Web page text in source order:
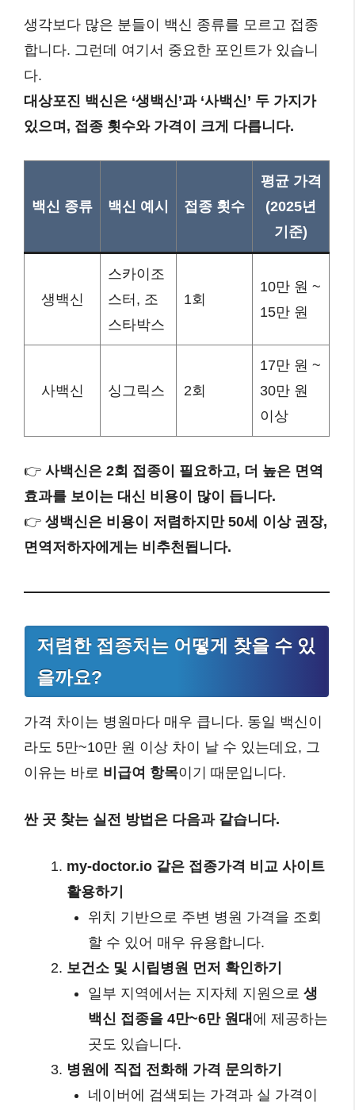
생각보다 많은 분들이 백신 종류를 모르고 접종
합니다. 그런데 여기서 중요한 포인트가 있습니
다.
대상포진 백신은 ‘생백신’과 ‘사백신’ 두 가지가
있으며, 접종 횟수와 가격이 크게 다릅니다.
백신 종류 백신 예시 접종 횟수
평균 가격
(2025년
기준)
생백신
스카이조
스터, 조
스타박스
1회
10만 원 ~
15만 원
사백신 싱그릭스 2회
17만 원 ~
30만 원
이상
👉 사백신은 2회 접종이 필요하고, 더 높은 면역
효과를 보이는 대신 비용이 많이 듭니다.
👉 생백신은 비용이 저렴하지만 50세 이상 권장,
면역저하자에게는 비추천됩니다.
저렴한 접종처는 어떻게 찾을 수 있
을까요?
가격 차이는 병원마다 매우 큽니다. 동일 백신이
라도 5만~10만 원 이상 차이 날 수 있는데요, 그
이유는 바로 비급여 항목이기 때문입니다.
싼 곳 찾는 실전 방법은 다음과 같습니다.
my-doctor.io 같은 접종가격 비교 사이트
활용하기
위치 기반으로 주변 병원 가격을 조회
할 수 있어 매우 유용합니다.
보건소 및 시립병원 먼저 확인하기
일부 지역에서는 지자체 지원으로 생
백신 접종을 4만~6만 원대 에 제공하는
곳도 있습니다.
병원에 직접 전화해 가격 문의하기
네이버에 검색되는 가격과 실 가격이